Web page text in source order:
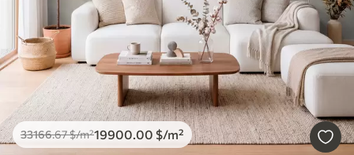
33166.67$/m²19900.00 $/m²